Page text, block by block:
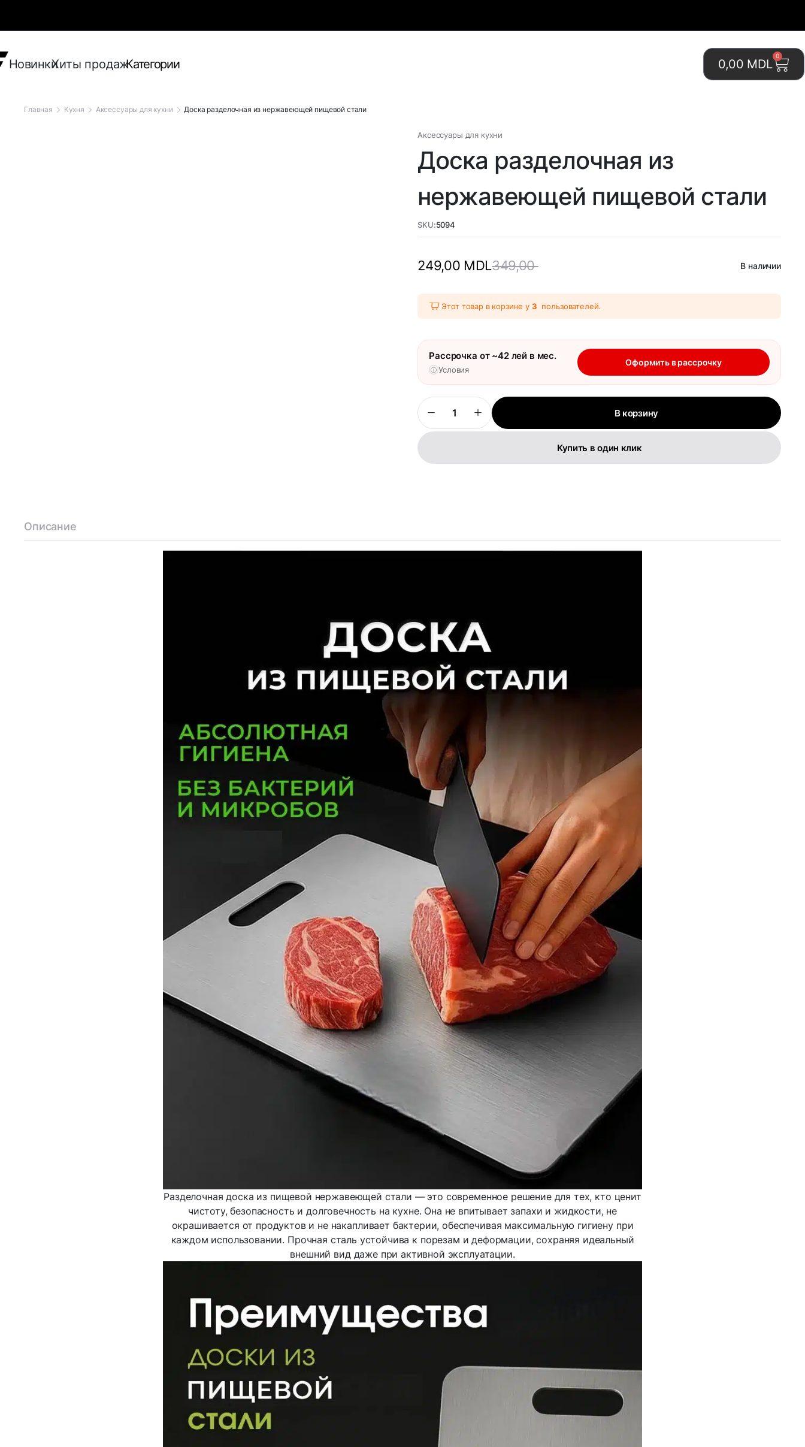
НовинкиХиты продажКатегории 0,00 MDL
0
Главная Кухня Аксессуары для кухни Доска разделочная из нержавеющей пищевой стали
Аксессуары для кухни
Доска разделочная из
нержавеющей пищевой стали
SKU:5094
349,00
249,00 MDL В наличии
Этот товар в корзине у 3 пользователей.
Рассрочка от ~42 лей в мес.
ⓘ Условия
Оформить в рассрочку
В корзину
Купить в один клик
Описание
Разделочная доска из пищевой нержавеющей стали — это современное решение для тех, кто ценит
чистоту, безопасность и долговечность на кухне. Она не впитывает запахи и жидкости, не
окрашивается от продуктов и не накапливает бактерии, обеспечивая максимальную гигиену при
каждом использовании. Прочная сталь устойчива к порезам и деформации, сохраняя идеальный
внешний вид даже при активной эксплуатации.